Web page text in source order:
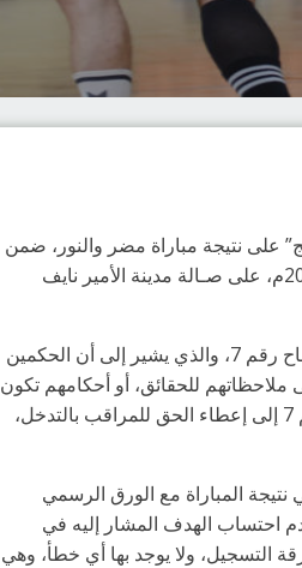
على نتيجة مباراة مضر والنور، ضمن
الجولة 21 من منافسات بطولة الأمير فيصل بن فهد لأندية الدوري الممتاز، والتي أقيمت يوم السبت الماضي 09 أبريل 2022م، على صـالة مدينة الأمير نايف
وجاء رفض الاحتجاج المقدم من قبل نادي النور، بناءً على القانون الدولي لكرة اليد المادة: 17، والمادة: 18، المسنود بالإيضاح رقم 7، والذي يشير إلى أن الحكمين
ملاحظاتهم للحقائق، أو أحكامهم تكون
نهائية، وكذلك المادة 18 تحمل الميقاتي والمسجل مسؤولية مراقبة الوقت، وتسجيل الأهداف، وتدوينها. ويشير الإيضاح رقم 7 إلى إعطاء الحق للمراقب بالتدخل،
نتيجة المباراة مع الورق الرسمي
احتساب الهدف المشار إليه في
التسجيل، ولا يوجد بها أي خطأ، وهي